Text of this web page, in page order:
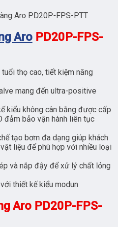
Aro PD20P-FPS-PTT
Aro PD20P-FPS-
thọ cao, tiết kiệm năng
mang đến ultra-positive
kiểu không cân bằng được cấp
đảm bảo vận hành liên tục
tạo bơm đa dạng giúp khách
liệu để phù hợp với nhiều loại
và nắp đậy để xử lý chất lỏng
thiết kế kiểu modun
Aro PD20P-FPS-